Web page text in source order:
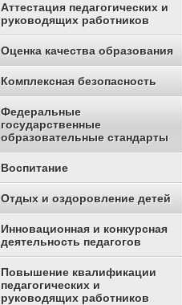
Аттестация педагогических и
руководящих работников
Оценка качества образования
Комплексная безопасность
Федеральные
государственные
образовательные стандарты
Воспитание
Отдых и оздоровление детей
Инновационная и конкурсная
деятельность педагогов
Повышение квалификации
педагогических и
руководящих работников